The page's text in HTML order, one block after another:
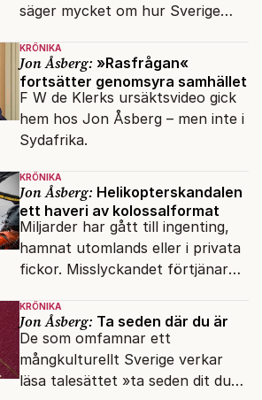
säger mycket om hur Sverige
KRÖNIKA
Jon Åsberg: »Rasfrågan«
fortsätter genomsyra samhället
F W de Klerks ursäktsvideo gick
hem hos Jon Åsberg – men inte i
Sydafrika.
KRÖNIKA
Jon Åsberg: Helikopterskandalen
ett haveri av kolossalformat
Miljarder har gått till ingenting,
hamnat utomlands eller i privata
fickor. Misslyckandet förtjänar
KRÖNIKA
Jon Åsberg: Ta seden där du är
De som omfamnar ett
mångkulturellt Sverige verkar
läsa talesättet »ta seden dit du